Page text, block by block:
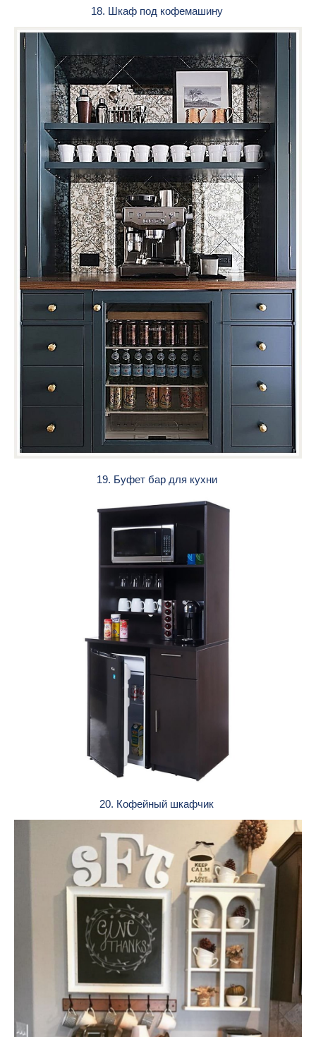
18. Шкаф под кофемашину
19. Буфет бар для кухни
20. Кофейный шкафчик